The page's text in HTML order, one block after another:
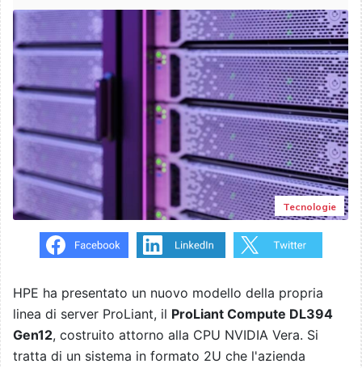
Tecnologie
HPE ha presentato un nuovo modello della propria
linea di server ProLiant, il ProLiant Compute DL394
Gen12, costruito attorno alla CPU NVIDIA Vera. Si
tratta di un sistema in formato 2U che l'azienda